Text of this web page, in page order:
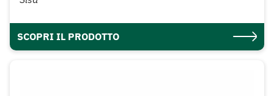
SCOPRI IL PRODOTTO